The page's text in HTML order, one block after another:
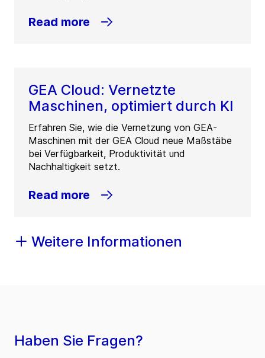
Read more
GEA Cloud: Vernetzte
Maschinen, optimiert durch KI
Erfahren Sie, wie die Vernetzung von GEA-
Maschinen mit der GEA Cloud neue Maßstäbe
bei Verfügbarkeit, Produktivität und
Nachhaltigkeit setzt.
Read more
Weitere Informationen
Haben Sie Fragen?